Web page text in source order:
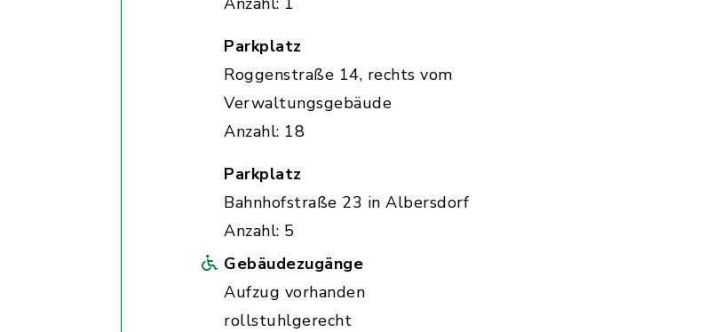
Parkplatz
Roggenstraße 14, rechts vom
Verwaltungsgebäude
Anzahl: 18
Parkplatz
Bahnhofstraße 23 in Albersdorf
Anzahl: 5
Gebäudezugänge
Aufzug vorhanden
rollstuhlgerecht